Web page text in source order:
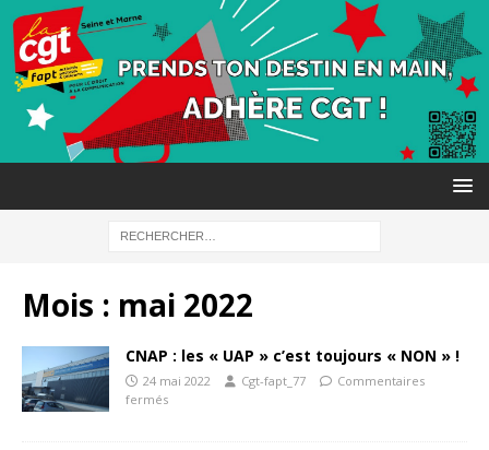
Mois : mai 2022
CNAP : les « UAP » c’est toujours « NON » !
24 mai 2022 Cgt-fapt_77
Commentaires
fermés